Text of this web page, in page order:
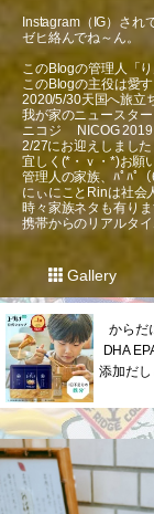
Instagram（IG）され
ゼヒ絡んでね～ん。
このBlogの管理人「
このBlogの主役は愛
2020/5/30天国へ旅立
我が家のニュースター
ニコジ NICOG
2/27にお迎えしました
宜しく(*・ｖ・*)お願
管理人の家族、ﾊﾟﾊﾟ（
にぃにことRinは社会
時々家族ネタも有りま
携帯からのリアルタ
Gallery
からだ
DHA
添加だし